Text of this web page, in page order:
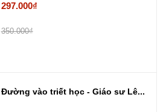
297.000₫
350.000₫
Đường vào triết học - Giáo sư Lê...